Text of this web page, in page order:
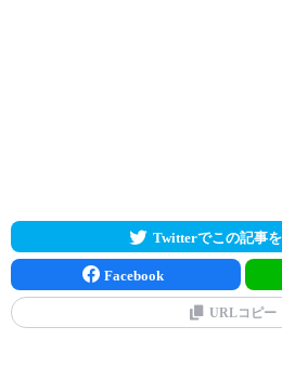
Twitterでこの記事
Facebook
URLコピー